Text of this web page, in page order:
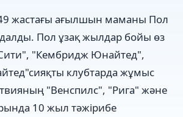
жастағы ағылшын маманы Пол
Пол ұзақ жылдар бойы өз
"Кембридж Юнайтед",
клубтарда жұмыс
"Венспилс", "Рига" және
10 жыл тәжірибе